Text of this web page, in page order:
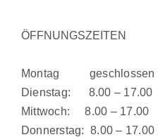
ÖFFNUNGSZEITEN
Montag geschlossen
Dienstag: 8.00 – 17.00
Mittwoch: 8.00 – 17.00
Donnerstag: 8.00 – 17.00